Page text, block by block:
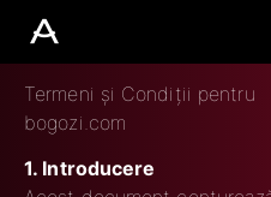
∢
Termeni și Condiții pentru
bogozi.com
1. Introducere